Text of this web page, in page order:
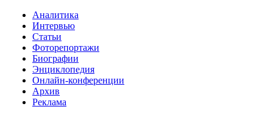
Аналитика
Интервью
Статьи
Фоторепортажи
Биографии
Энциклопедия
Онлайн-конференции
Архив
Реклама